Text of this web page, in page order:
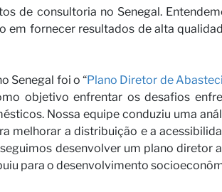
de consultoria no Senegal.
em fornecer resultados de alta
Senegal foi o “Plano Diretor de
objetivo enfrentar os desafios
Nossa equipe conduziu uma
melhorar a distribuição e a
desenvolver um plano
para o desenvolvimento